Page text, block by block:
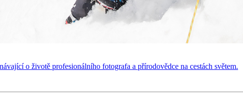
o životě profesionálního fotografa a přírodovědce na cestách světem.